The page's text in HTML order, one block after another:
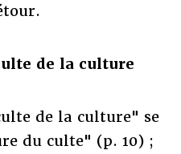
de la culture
de la culture" se
du culte" (p. 10) ;